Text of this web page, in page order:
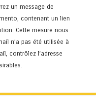
un message de
contenant un lien
Cette mesure nous
n’a pas été utilisée à
contrôlez l’adresse